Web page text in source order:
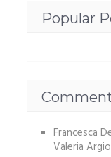
Popular
Francesca
Valeria